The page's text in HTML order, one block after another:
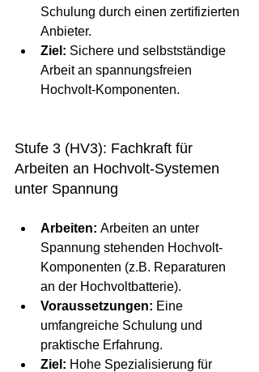
Schulung durch einen zertifizierten
Anbieter.
Ziel: Sichere und selbstständige
Arbeit an spannungsfreien
Hochvolt-Komponenten.
Stufe 3 (HV3): Fachkraft für
Arbeiten an Hochvolt-Systemen
unter Spannung
Arbeiten: Arbeiten an unter
Spannung stehenden Hochvolt-
Komponenten (z.B. Reparaturen
an der Hochvoltbatterie).
Voraussetzungen: Eine
umfangreiche Schulung und
praktische Erfahrung.
Ziel: Hohe Spezialisierung für